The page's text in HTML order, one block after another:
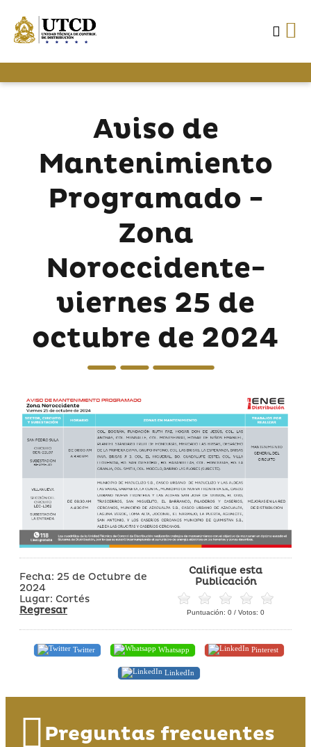
Aviso de
Mantenimiento
Programado -
Zona
Noroccidente-
viernes 25 de
octubre de 2024
Fecha: 25 de Octubre de
2024
Lugar: Cortés
Regresar
Califique esta
Publicación
Puntuación: 0 / Votos: 0
Twitter Whatsapp Pinterest
LinkedIn
Preguntas frecuentes